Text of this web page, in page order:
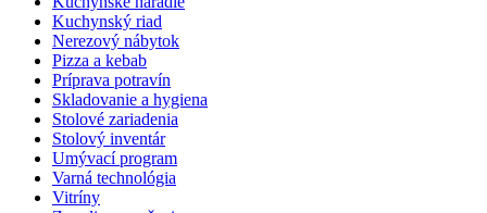
Kuchynský riad
Nerezový nábytok
Pizza a kebab
Príprava potravín
Skladovanie a hygiena
Stolové zariadenia
Stolový inventár
Umývací program
Varná technológia
Vitríny